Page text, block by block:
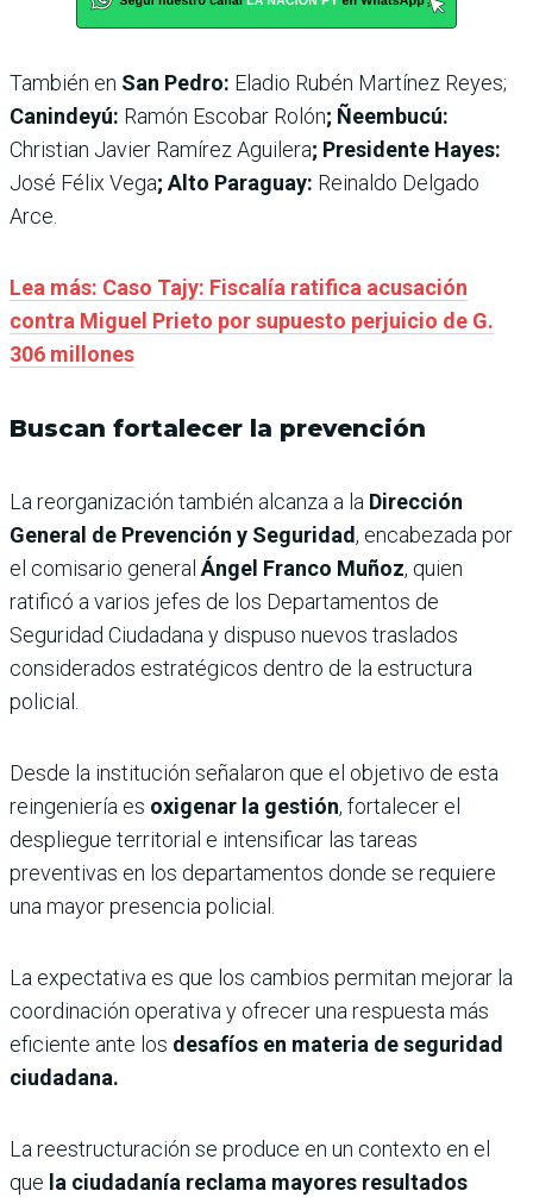
También en San Pedro: Eladio Rubén Martínez Reyes;
Canindeyú: Ramón Escobar Rolón; Ñeembucú:
Christian Javier Ramírez Aguilera; Presidente Hayes:
José Félix Vega; Alto Paraguay: Reinaldo Delgado
Arce.
Lea más: Caso Tajy: Fiscalía ratifica acusación
contra Miguel Prieto por supuesto perjuicio de G.
306 millones
Buscan fortalecer la prevención
La reorganización también alcanza a la Dirección
General de Prevención y Seguridad, encabezada por
el comisario general Ángel Franco Muñoz, quien
ratificó a varios jefes de los Departamentos de
Seguridad Ciudadana y dispuso nuevos traslados
considerados estratégicos dentro de la estructura
policial.
Desde la institución señalaron que el objetivo de esta
reingeniería es oxigenar la gestión, fortalecer el
despliegue territorial e intensificar las tareas
preventivas en los departamentos donde se requiere
una mayor presencia policial.
La expectativa es que los cambios permitan mejorar la
coordinación operativa y ofrecer una respuesta más
eficiente ante los desafíos en materia de seguridad
ciudadana.
La reestructuración se produce en un contexto en el
que la ciudadanía reclama mayores resultados